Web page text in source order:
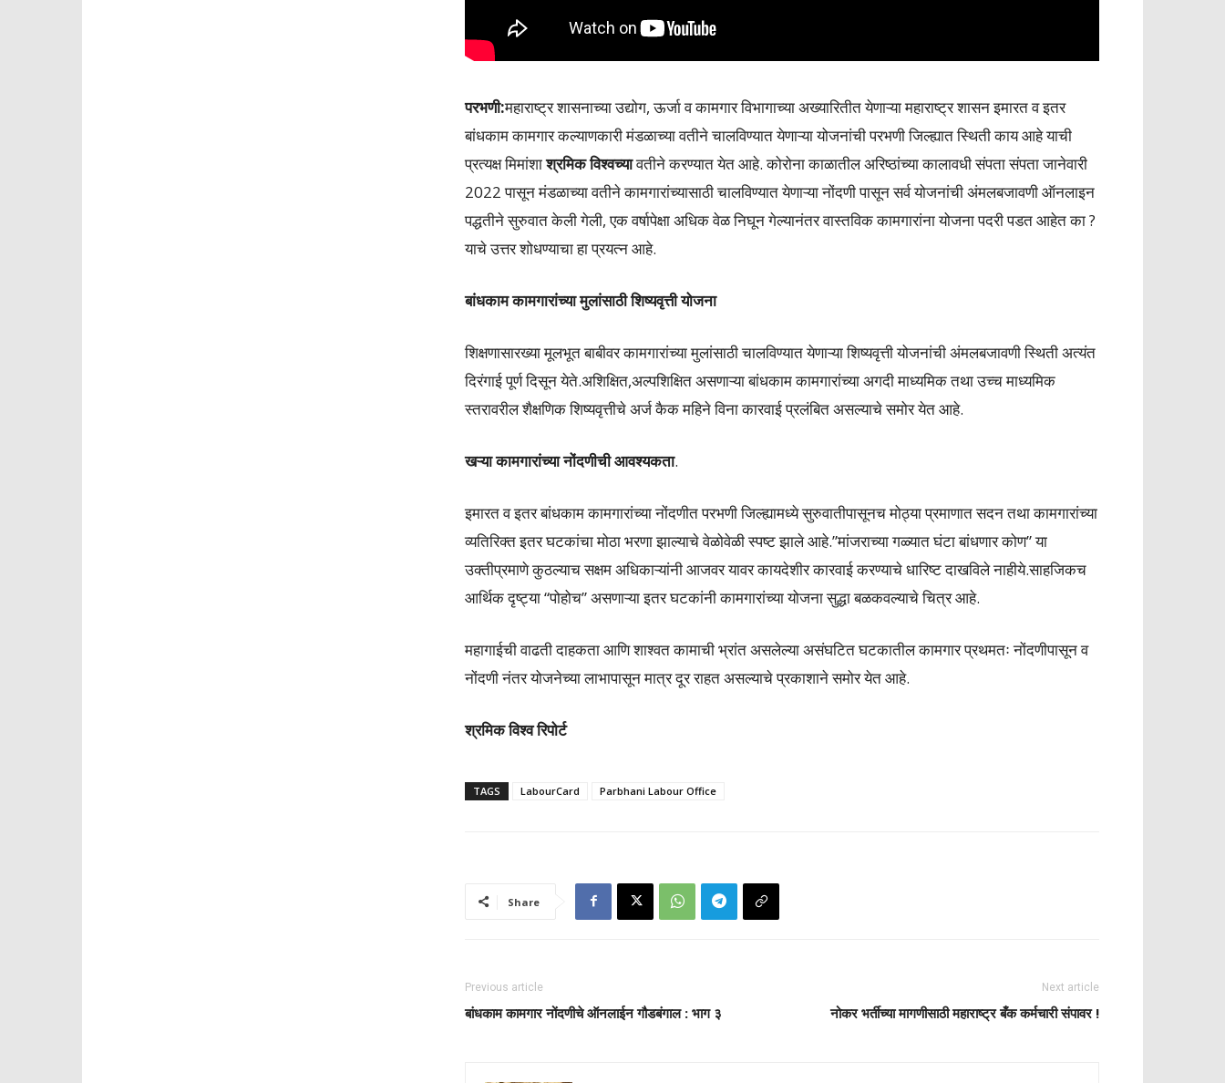
परभणी:महाराष्ट्र शासनाच्या उद्योग, ऊर्जा व कामगार विभागाच्या अख्यारितीत येणाऱ्या महाराष्ट्र शासन इमारत व इतर
बांधकाम कामगार कल्याणकारी मंडळाच्या वतीने चालविण्यात येणाऱ्या योजनांची परभणी जिल्ह्यात स्थिती काय आहे याची
प्रत्यक्ष मिमांशाश्रमिक विश्वच्यावतीने करण्यात येत आहे. कोरोना काळातील अरिष्ठांच्या कालावधी संपता संपता जानेवारी
2022 पासून मंडळाच्या वतीने कामगारांच्यासाठी चालविण्यात येणाऱ्या नोंदणी पासून सर्व योजनांची अंमलबजावणी ऑनलाइन
पद्धतीने सुरुवात केली गेली, एक वर्षापेक्षा अधिक वेळ निघून गेल्यानंतर वास्तविक कामगारांना योजना पदरी पडत आहेत का ?
याचे उत्तर शोधण्याचा हा प्रयत्न आहे.
बांधकाम कामगारांच्या मुलांसाठी शिष्यवृत्ती योजना
शिक्षणासारख्या मूलभूत बाबीवर कामगारांच्या मुलांसाठी चालविण्यात येणाऱ्या शिष्यवृत्ती योजनांची अंमलबजावणी स्थिती अत्यंत
दिरंगाई पूर्ण दिसून येते.अशिक्षित,अल्पशिक्षित असणाऱ्या बांधकाम कामगारांच्या अगदी माध्यमिक तथा उच्च माध्यमिक
स्तरावरील शैक्षणिक शिष्यवृत्तीचे अर्ज कैक महिने विना कारवाई प्रलंबित असल्याचे समोर येत आहे.
खऱ्या कामगारांच्या नोंदणीची आवश्यकता.
इमारत व इतर बांधकाम कामगारांच्या नोंदणीत परभणी जिल्ह्यामध्ये सुरुवातीपासूनच मोठ्या प्रमाणात सदन तथा कामगारांच्या
व्यतिरिक्त इतर घटकांचा मोठा भरणा झाल्याचे वेळोवेळी स्पष्ट झाले आहे.”मांजराच्या गळ्यात घंटा बांधणार कोण” या
उक्तीप्रमाणे कुठल्याच सक्षम अधिकाऱ्यांनी आजवर यावर कायदेशीर कारवाई करण्याचे धारिष्ट दाखविले नाहीये.साहजिकच
आर्थिक दृष्ट्या “पोहोच” असणाऱ्या इतर घटकांनी कामगारांच्या योजना सुद्धा बळकवल्याचे चित्र आहे.
महागाईची वाढती दाहकता आणि शाश्वत कामाची भ्रांत असलेल्या असंघटित घटकातील कामगार प्रथमतः नोंदणीपासून व
नोंदणी नंतर योजनेच्या लाभापासून मात्र दूर राहत असल्याचे प्रकाशाने समोर येत आहे.
श्रमिक विश्व रिपोर्ट
TAGS LabourCard Parbhani Labour Office
Share
Previous article
बांधकाम कामगार नोंदणीचे ऑनलाईन गौडबंगाल : भाग ३
Next article
नोकर भर्तीच्या मागणीसाठी महाराष्ट्र बँक कर्मचारी संपावर !